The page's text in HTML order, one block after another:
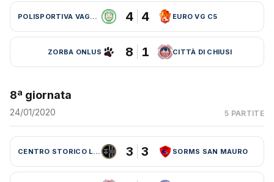
POLISPORTIVA VAGLIA 4 4 EURO VG C5
ZORBA ONLUS 8 1 CITTÀ DI CHIUSI
8ª giornata
24/01/2020 5 PARTITE
CENTRO STORICO LEBOWSKI 3 3 SORMS SAN MAURO